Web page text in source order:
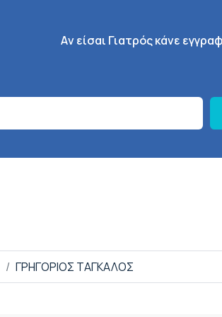
Κεντρική πλοήγηση
Aν είσαι Γιατρός κάνε
ΓΡΗΓΟΡΙΟΣ ΤΑΓΚΑΛΟΣ